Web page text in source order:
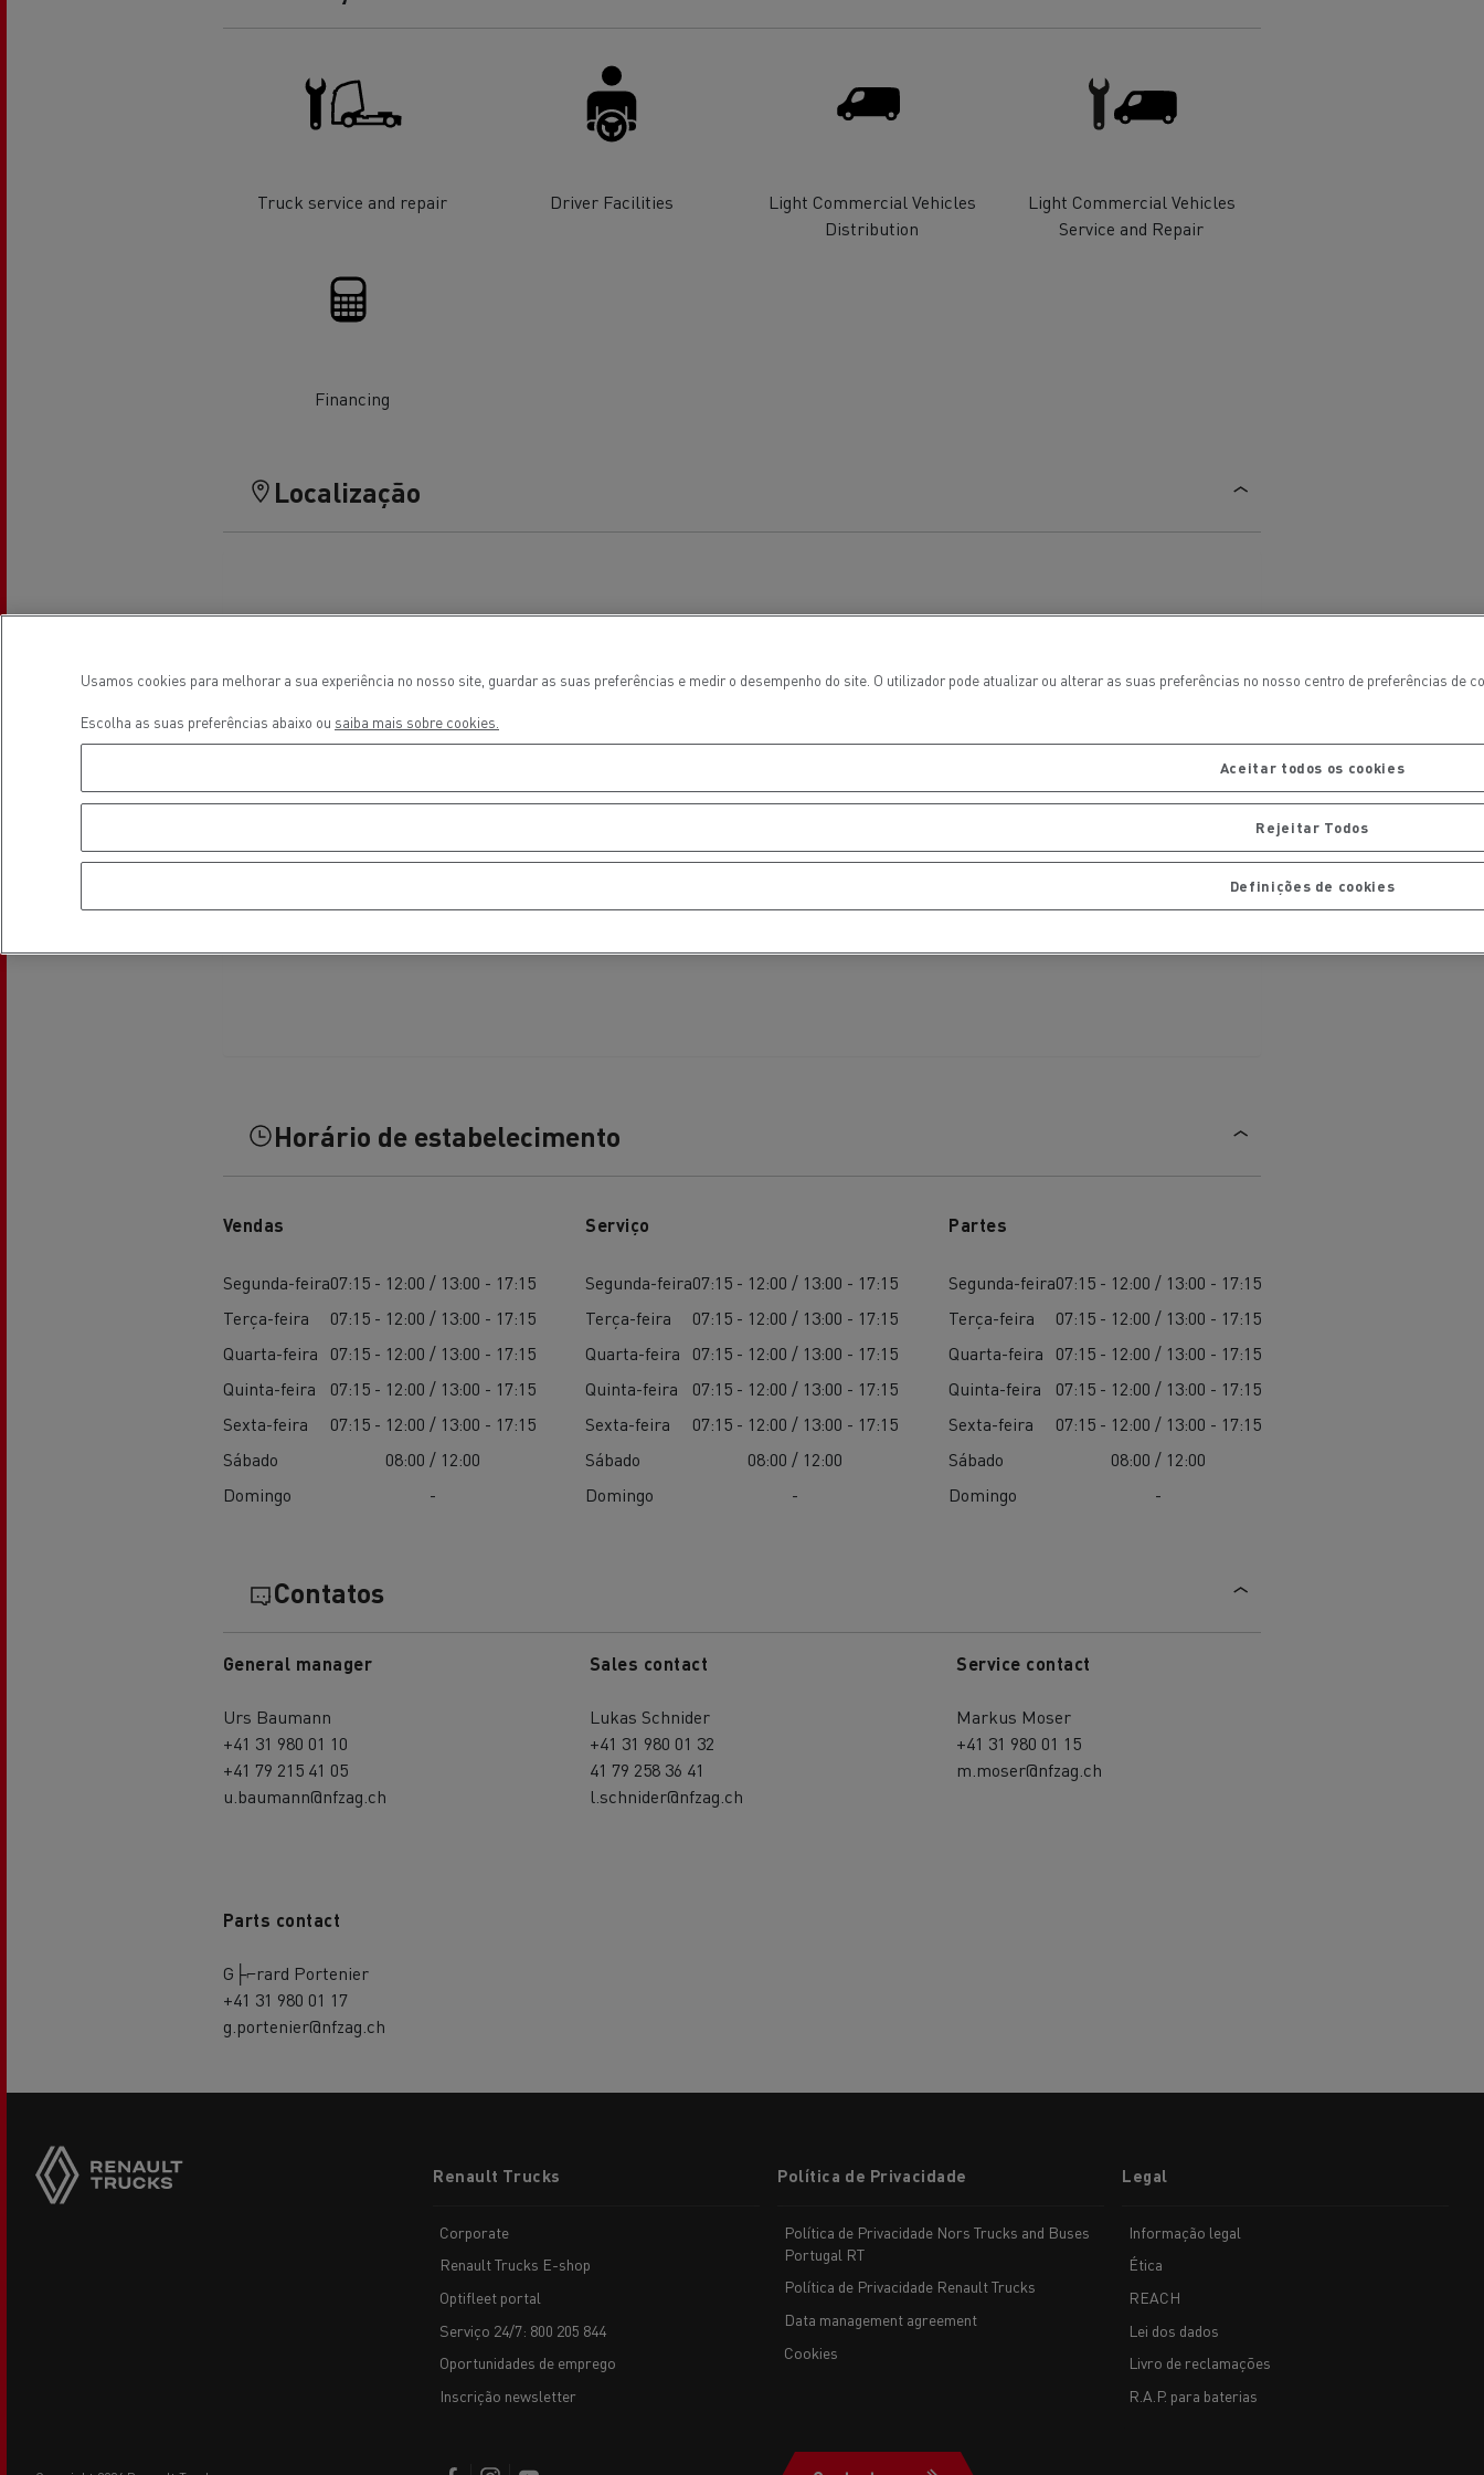
Renault Trucks E-tech
D Wide
Used Trucks By Renault Trucks
website Used Trucks By Renault
Trucks
Serviços de emergência e
Transporte refrigerado Transporte de grupagem Transporte automóvel Transporte de mercadorias
Transporte em cisterna Transporte de madeira Veículos mineiros
Garantias do fabricante Renault
O sonho de um engenheiro
Design: a revolução do camião
Instalação e manutenção de infra-
estruturas de carregamento para
Truck service and repair Driver Facilities
Light Commercial Vehicles
Distribution
Light Commercial Vehicles
Service and Repair
Financing
Localização
Horário de estabelecimento
Vendas
Segunda-feira07:15 - 12:00 / 13:00 - 17:15
Terça-feira
07:15 - 12:00 / 13:00 - 17:15
Quarta-feira
07:15 - 12:00 / 13:00 - 17:15
Quinta-feira
07:15 - 12:00 / 13:00 - 17:15
Sexta-feira
07:15 - 12:00 / 13:00 - 17:15
Sábado
08:00 / 12:00
Domingo
-
Serviço
Segunda-feira07:15 - 12:00 / 13:00 - 17:15
Terça-feira
07:15 - 12:00 / 13:00 - 17:15
Quarta-feira
07:15 - 12:00 / 13:00 - 17:15
Quinta-feira
07:15 - 12:00 / 13:00 - 17:15
Sexta-feira
07:15 - 12:00 / 13:00 - 17:15
Sábado
08:00 / 12:00
Domingo
-
Partes
Segunda-feira07:15 - 12:00 / 13:00 - 17:15
Terça-feira
07:15 - 12:00 / 13:00 - 17:15
Quarta-feira
07:15 - 12:00 / 13:00 - 17:15
Quinta-feira
07:15 - 12:00 / 13:00 - 17:15
Sexta-feira
07:15 - 12:00 / 13:00 - 17:15
Sábado
08:00 / 12:00
Domingo
-
Contatos
General manager
Urs Baumann
+41 31 980 01 10
+41 79 215 41 05
u.baumann@nfzag.ch
Sales contact
Lukas Schnider
+41 31 980 01 32
41 79 258 36 41
l.schnider@nfzag.ch
Service contact
Markus Moser
+41 31 980 01 15
m.moser@nfzag.ch
Parts contact
G├⌐rard Portenier
+41 31 980 01 17
g.portenier@nfzag.ch
menuRenault Trucks
Corporate
Renault Trucks E-shop
Optifleet portal
Serviço 24/7: 800 205 844
Oportunidades de emprego
Inscrição newsletter
Política de Privacidade
Política de Privacidade Nors Trucks and Buses
Portugal RT
Política de Privacidade Renault Trucks
Data management agreement
Cookies
Legal
Informação legal
Ética
REACH
Lei dos dados
Livro de reclamações
R.A.P. para baterias
Usamos cookies para melhorar a sua experiência no nosso site, guardar as suas preferências e medir o desempenho do site. O utilizador pode atualizar ou alterar as suas preferências no nosso centro de preferências de
Escolha as suas preferências abaixo ou saiba mais sobre cookies.
Aceitar todos os cookies
Rejeitar Todos
Definições de cookies